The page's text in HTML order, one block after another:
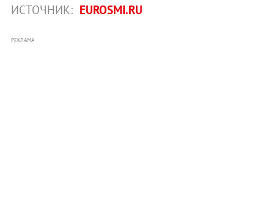
ИСТОЧНИК: EUROSMI.RU
РЕКЛАМА